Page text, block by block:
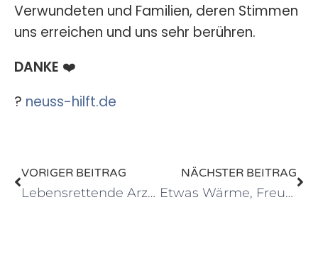
Verwundeten und Familien, deren Stimmen
uns erreichen und uns sehr berühren.
DANKE ❤️
? neuss-hilft.de
VORIGER BEITRAG
Lebensrettende Arzneimittel und OP-Ausstattung für Charkiw
NÄCHSTER BEITRAG
Etwas Wärme, Freude und Hoffnung: Quilts für die Ukraine